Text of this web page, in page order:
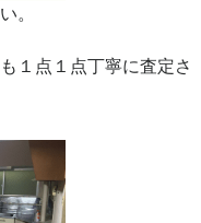
。
１点１点丁寧に査定さ